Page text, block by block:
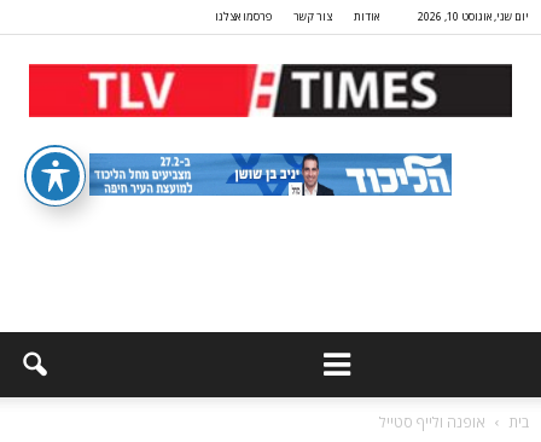
יום שני, אוגוסט 10, 2026 אודות צור קשר פרסמו אצלנו
בית אופנה ולייף סטייל